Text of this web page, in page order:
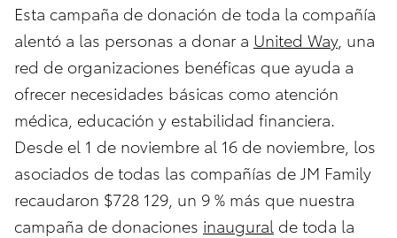
Esta campaña de donación de toda la compañía
alentó a las personas a donar a United Way, una
red de organizaciones benéficas que ayuda a
ofrecer necesidades básicas como atención
médica, educación y estabilidad financiera.
Desde el 1 de noviembre al 16 de noviembre, los
asociados de todas las compañías de JM Family
recaudaron $728 129, un 9 % más que nuestra
campaña de donaciones inaugural de toda la